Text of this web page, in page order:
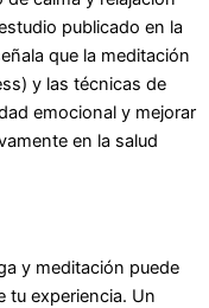
publicado en la
que la meditación
y las técnicas de
emocional y mejorar
en la salud
y meditación puede
tu experiencia. Un